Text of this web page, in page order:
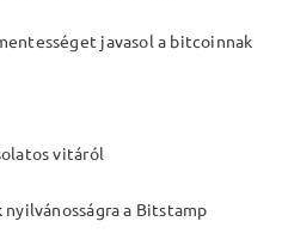
javasol a bitcoinnak
vitáról
a Bitstamp